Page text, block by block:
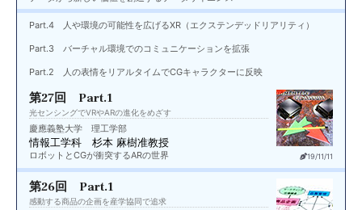
Part.4 人や環境の可能性を広げるXR（エクステンデッドリアリティ）
Part.3 バーチャル環境でのコミュニケーションを拡張
Part.2 人の表情をリアルタイムでCGキャラクターに反映
19/11/11
第27回 Part.1
光センシングでVRやARの進化をめざす
慶應義塾大学 理工学部
情報工学科 杉本 麻樹准教授
ロボットとCGが衝突するARの世界
第26回 Part.1
感動する商品の企画を産学協同で追求